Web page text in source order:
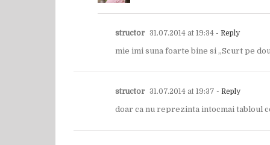
structor 31.07.2014 at 19:34 - Reply
mie imi suna foarte bine si „Scurt pe
structor 31.07.2014 at 19:37 - Reply
doar ca nu reprezinta intocmai tabloul